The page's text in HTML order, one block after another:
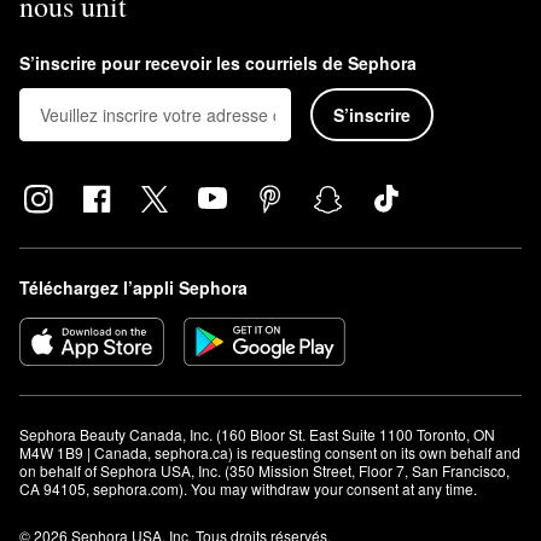
S’inscrire pour recevoir les courriels de Sephora
S’inscrire
Téléchargez l’appli Sephora
Sephora Beauty Canada, Inc. (160 Bloor St. East Suite 1100 Toronto, ON
M4W 1B9 | Canada, sephora.ca) is requesting consent on its own behalf and
on behalf of Sephora USA, Inc. (350 Mission Street, Floor 7, San Francisco,
CA 94105, sephora.com). You may withdraw your consent at any time.
© 2026 Sephora USA, Inc. Tous droits réservés.